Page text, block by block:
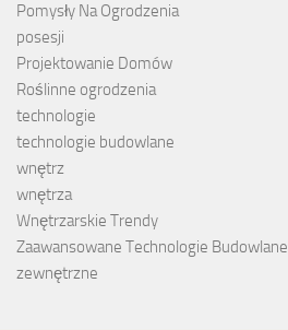
Pomysły Na Ogrodzenia
posesji
Projektowanie Domów
Roślinne ogrodzenia
technologie
technologie budowlane
wnętrz
wnętrza
Wnętrzarskie Trendy
Zaawansowane Technologie Budowlane
zewnętrzne